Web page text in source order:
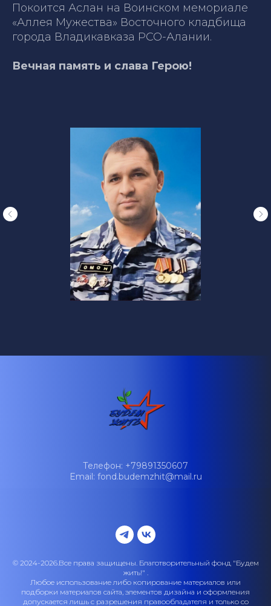
Покоится Аслан на Воинском мемориале
«Аллея Мужества» Восточного кладбища
города Владикавказа РСО-Алании.
Вечная память и слава Герою!
Телефон: +79891350607
Email: fond.budemzhit@mail.ru
© 2024-2026.Все права защищены. Благотворительный фонд "Будем
жить!" .
Любое использование либо копирование материалов или
подборки материалов сайта, элементов дизайна и оформления
допускается лишь с разрешения правообладателя и только со